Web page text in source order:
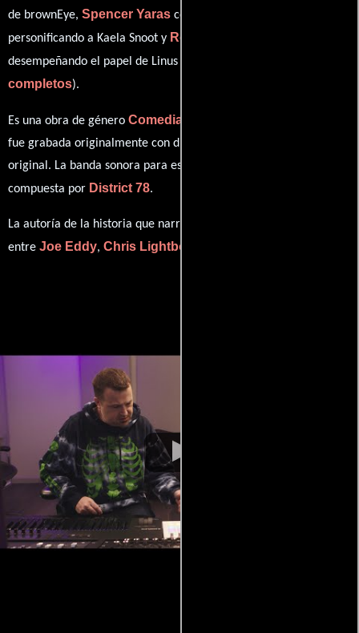
de brownEye, Spencer Yaras como sixxxHole,
personificando a Kaela Snoot y Robert J. Steinmiller Jr.
desempeñando el papel de Linus Van Lynes (
completos).
Es una obra de género Comedia
fue grabada originalmente con dialogos en
original. La banda sonora para esta producción ha sido
compuesta por District 78.
La autoría de la historia que narra esta obra está compartida
entre Joe Eddy, Chris Lightbody